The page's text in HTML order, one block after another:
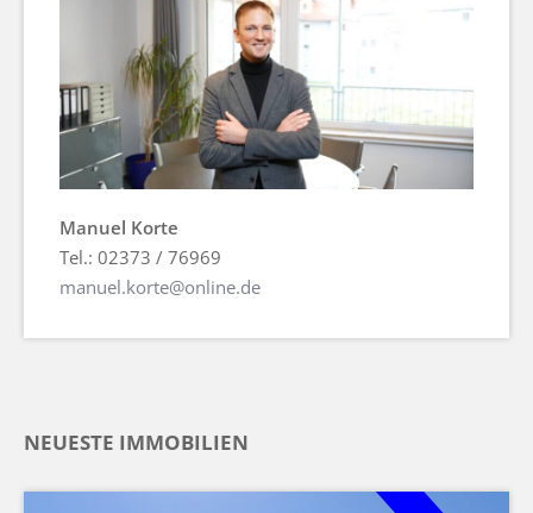
Manuel Korte
Tel.: 02373 / 76969
manuel.korte@online.de
NEUESTE IMMOBILIEN